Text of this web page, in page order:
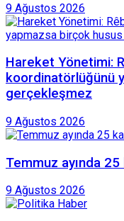
9 Ağustos 2026
Hareket Yönetimi:
koordinatörlüğünü
gerçekleşmez
9 Ağustos 2026
Temmuz ayında
9 Ağustos 2026